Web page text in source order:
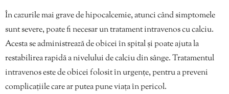
În cazurile mai grave de hipocalcemie, atunci când simptomele
sunt severe, poate fi necesar un tratament intravenos cu calciu.
Acesta se administrează de obicei în spital și poate ajuta la
restabilirea rapidă a nivelului de calciu din sânge. Tratamentul
intravenos este de obicei folosit în urgențe, pentru a preveni
complicațiile care ar putea pune viața în pericol.